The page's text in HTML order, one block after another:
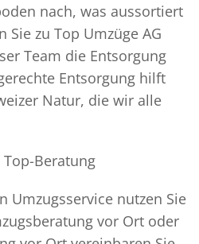
nach, was aussortiert
zu Top Umzüge AG
Team die Entsorgung
Entsorgung hilft
Natur, die wir alle
Beratung
Umzugsservice nutzen Sie
vor Ort oder